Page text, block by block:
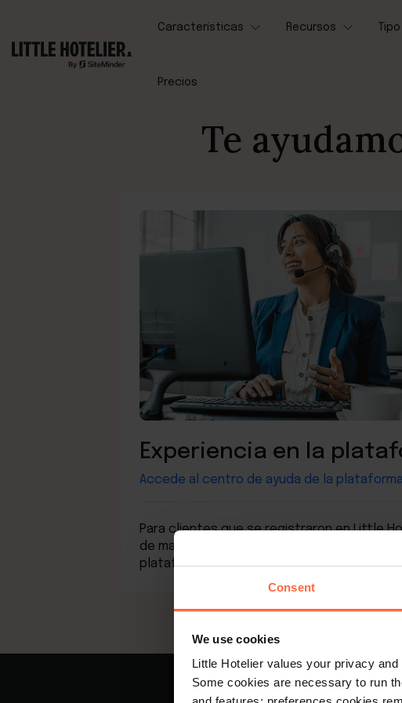
Consent
We use cookies
Little Hotelier values your privacy
Some cookies are necessary to run
Características Recursos
Precios
Te
Experiencia en la
Accede al centro de ayuda de la plataforma
Para clientes que se registraron en Little
de mayo de 2025, o que se han actualizado a
plataforma.